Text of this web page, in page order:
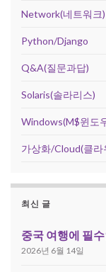
Network(네트워크)
Python/Django
Q&A(질문과답)
Solaris(솔라리스)
Windows(M$윈도
가상화/Cloud(클라
최신 글
중국 여행에 필
2026년 6월 14일